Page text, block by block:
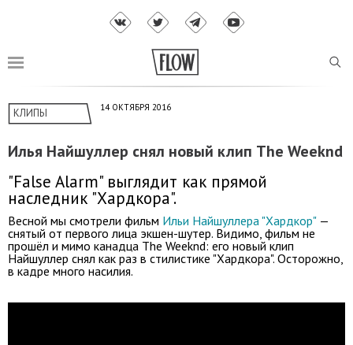
КЛИПЫ 14 ОКТЯБРЯ 2016
Илья Найшуллер снял новый клип The Weeknd
"False Alarm" выглядит как прямой
наследник "Хардкора".
Весной мы смотрели фильм Ильи Найшуллера "Хардкор" —
снятый от первого лица экшен-шутер. Видимо, фильм не
прошёл и мимо канадца The Weeknd: его новый клип
Найшуллер снял как раз в стилистике "Хардкора". Осторожно,
в кадре много насилия.